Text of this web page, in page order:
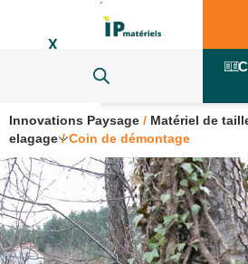
X
Innovations Paysage / Matériel de
elagage/Coin de démontage